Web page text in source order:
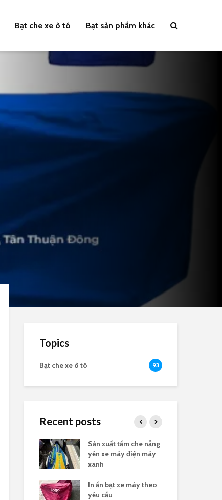
Bạt che xe ô tô Bạt sản phẩm khác
Topics
Bạt che xe ô tô 93
Recent posts
Sản xuất tấm che nắng
yên xe máy điện máy
xanh
In ấn bạt xe máy theo
yêu cầu